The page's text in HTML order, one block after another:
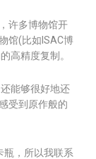
许多博物馆开
馆(比如ISAC博
高精度复制。
能够很好地还
受到原作般的
瓶，所以我联系